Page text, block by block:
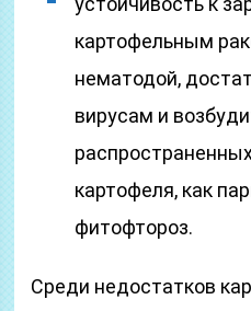
картофельным
нематодой,
вирусам и
картофеля, как
фитофтороз.
Среди недостатков